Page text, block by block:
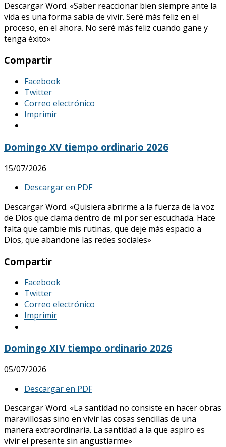
Descargar Word. «Saber reaccionar bien siempre ante la
vida es una forma sabia de vivir. Seré más feliz en el
proceso, en el ahora. No seré más feliz cuando gane y
tenga éxito»
Compartir
Facebook
Twitter
Correo electrónico
Imprimir
Domingo XV tiempo ordinario 2026
15/07/2026
Descargar en PDF
Descargar Word. «Quisiera abrirme a la fuerza de la voz
de Dios que clama dentro de mí por ser escuchada. Hace
falta que cambie mis rutinas, que deje más espacio a
Dios, que abandone las redes sociales»
Compartir
Facebook
Twitter
Correo electrónico
Imprimir
Domingo XIV tiempo ordinario 2026
05/07/2026
Descargar en PDF
Descargar Word. «La santidad no consiste en hacer obras
maravillosas sino en vivir las cosas sencillas de una
manera extraordinaria. La santidad a la que aspiro es
vivir el presente sin angustiarme»